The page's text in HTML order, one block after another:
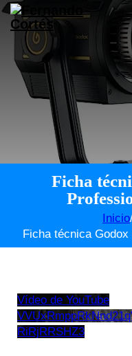
Ficha
Inicio
Ficha técnica
Vídeo de YouTube
RiRjRRSHZ3